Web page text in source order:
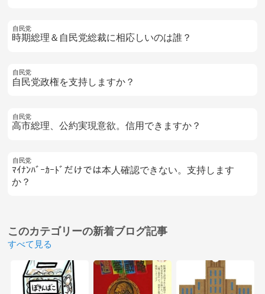
自民党
時期総理＆自民党総裁に相応しいのは誰？
自民党
自民党政権を支持しますか？
自民党
高市総理、公約実現意欲。信用できますか？
自民党
ﾏｲﾅﾝﾊﾞｰｶｰﾄﾞだけでは本人確認できない。支持します
か？
このカテゴリーの新着ブログ記事
すべて見る